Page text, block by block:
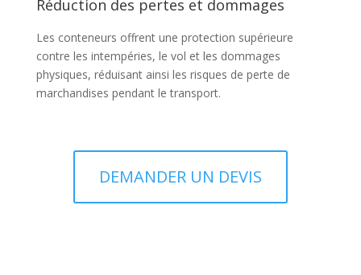
Réduction des pertes et dommages
Les conteneurs offrent une protection supérieure
contre les intempéries, le vol et les dommages
physiques, réduisant ainsi les risques de perte de
marchandises pendant le transport.
DEMANDER UN DEVIS